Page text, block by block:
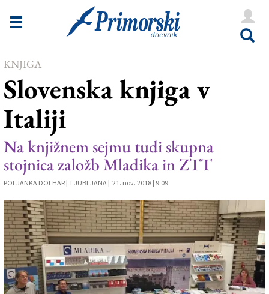
Novice
Goriška
Kultura
Šport
Še
Vreme
Uredništvo
Oglasi
Založnik
KNJIGA
Slovenska knjiga v
Italiji
Na knjižnem sejmu tudi skupna
stojnica založb Mladika in ZTT
POLJANKA DOLHAR | LJUBLJANA | 21. nov. 2018 | 9:09